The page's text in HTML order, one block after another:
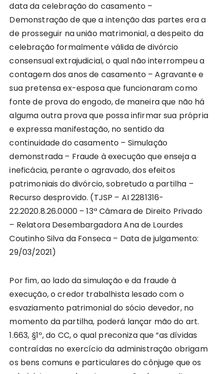
data da celebração do casamento –
Demonstração de que a intenção das partes era a
de prosseguir na união matrimonial, a despeito da
celebração formalmente válida de divórcio
consensual extrajudicial, o qual não interrompeu a
contagem dos anos de casamento – Agravante e
sua pretensa ex-esposa que funcionaram como
fonte de prova do engodo, de maneira que não há
alguma outra prova que possa infirmar sua própria
e expressa manifestação, no sentido da
continuidade do casamento – Simulação
demonstrada – Fraude à execução que enseja a
ineficácia, perante o agravado, dos efeitos
patrimoniais do divórcio, sobretudo a partilha –
Recurso desprovido. (TJSP – AI 2281316-
22.2020.8.26.0000 – 13ª Câmara de Direito Privado
– Relatora Desembargadora Ana de Lourdes
Coutinho Silva da Fonseca – Data de julgamento:
29/03/2021)
Por fim, ao lado da simulação e da fraude à
execução, o credor trabalhista lesado com o
esvaziamento patrimonial do sócio devedor, no
momento da partilha, poderá lançar mão do art.
1.663, §1º, do CC, o qual preconiza que “as dívidas
contraídas no exercício da administração obrigam
os bens comuns e particulares do cônjuge que os